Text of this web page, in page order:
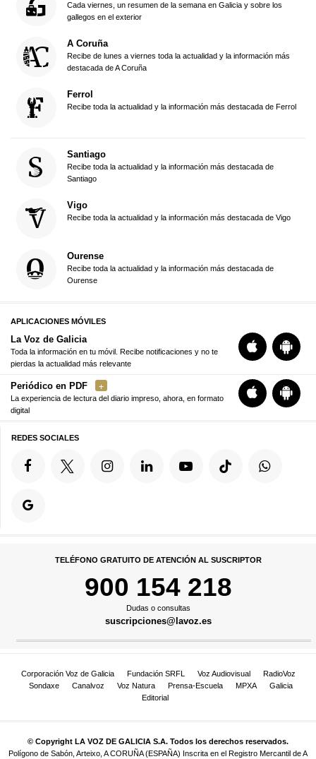
Cada viernes, un resumen de la semana en Galicia y sobre los
gallegos en el exterior
A Coruña
Recibe de lunes a viernes toda la actualidad y la información más
destacada de A Coruña
Ferrol
Recibe toda la actualidad y la información más destacada de Ferrol
Santiago
Recibe toda la actualidad y la información más destacada de
Santiago
Vigo
Recibe toda la actualidad y la información más destacada de Vigo
Ourense
Recibe toda la actualidad y la información más destacada de
Ourense
APLICACIONES MÓVILES
La Voz de Galicia
Toda la información en tu móvil. Recibe notificaciones y no te
pierdas la actualidad más relevante
Periódico en PDF
La experiencia de lectura del diario impreso, ahora, en formato
digital
REDES SOCIALES
TELÉFONO GRATUITO DE ATENCIÓN AL SUSCRIPTOR
900 154 218
Dudas o consultas
suscripciones@lavoz.es
Corporación Voz de Galicia Fundación SRFL Voz Audiovisual
RadioVoz
Sondaxe
Canalvoz Voz Natura Prensa-Escuela MPXA
Galicia
Editorial
© Copyright LA VOZ DE GALICIA S.A. Todos los derechos reservados.
Polígono de Sabón, Arteixo, A CORUÑA (ESPAÑA) Inscrita en el Registro Mercantil de A